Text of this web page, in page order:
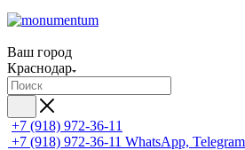
Ваш город
Краснодар
+7 (918) 972-36-11
+7 (918) 972-36-11 WhatsApp, Telegram